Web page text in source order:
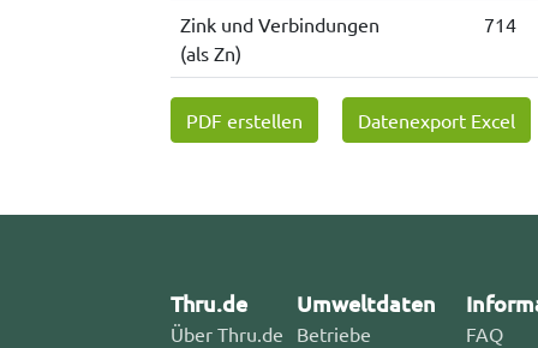
Zink und Verbindungen
(als Zn)
714
PDF erstellen Datenexport Excel
Thru.de
Über Thru.de
Umweltdaten
Betriebe
FAQ